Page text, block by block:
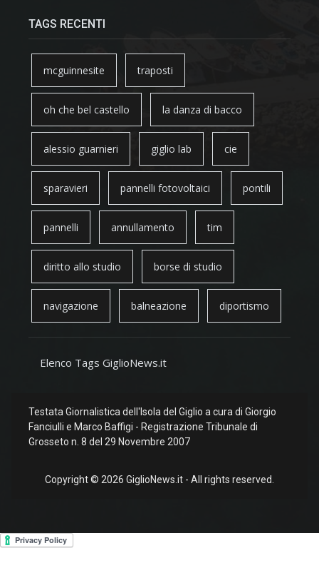
TAGS RECENTI
mcguinnesite traposti
oh che bel castello la danza di bacco
alessio guarnieri giglio lab cie
sparavieri pannelli fotovoltaici pontili
pannelli annullamento tim
diritto allo studio borse di studio
navigazione balneazione diportismo
Elenco Tags GiglioNews.it
Testata Giornalistica dell'Isola del Giglio a cura di Giorgio
Fanciulli e Marco Baffigi - Registrazione Tribunale di
Grosseto n. 8 del 29 Novembre 2007
Copyright © 2026 GiglioNews.it - All rights reserved.